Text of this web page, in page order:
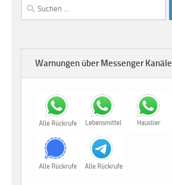
Suchen
nach:
Warnungen über Messenger Kanäle